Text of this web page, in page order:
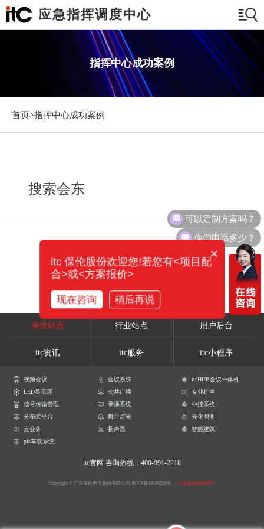
应急指挥调度中心
指挥中心成功案例
首页>指挥中心成功案例
搜索会东
系统站点 行业站点 用户后台
itc资讯 itc服务 itc小程序
视频会议 会议系统
itcHUB会议一体机
LED显示屏
公共广播
专业扩声
信号传输管理
录播系统
中控系统
分布式平台
舞台灯光
亮化照明
云会务
扬声器
智能建筑
pis车载系统
itc官网 咨询热线：400-991-2218
Copyright © 广东保伦电子股份有限公司 粤ICP备16106620号 产品参数解释声明
可以定制方案吗？
你们电话多少？
×
itc 保伦股份欢迎您!若您有<项目配
合>或<方案报价>
现在咨询 稍后再说